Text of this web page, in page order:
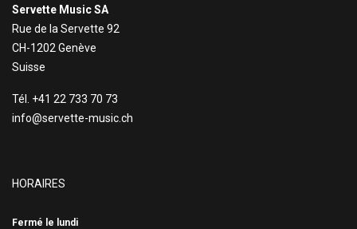
Servette Music SA
Rue de la Servette 92
CH-1202 Genève
Suisse
Tél. +41 22 733 70 73
info@servette-music.ch
HORAIRES
Fermé le lundi